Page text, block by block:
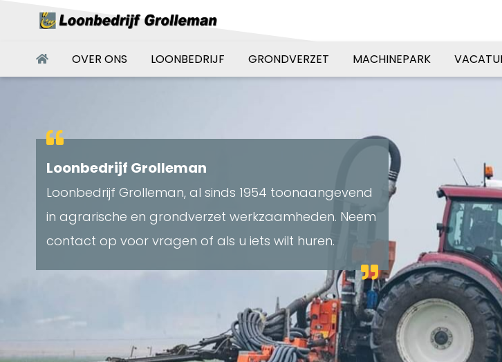
OVER ONS LOONBEDRIJF GRONDVERZET MACHINEPARK
Loonbedrijf Grolleman
Loonbedrijf Grolleman, al sinds 1954 toonaangevend
in agrarische en grondverzet werkzaamheden. Neem
contact op voor vragen of als u iets wilt huren.